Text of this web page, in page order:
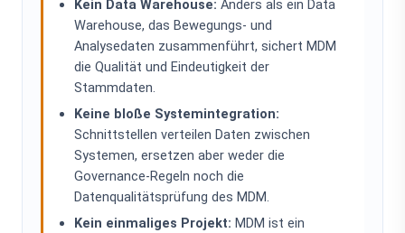
Kein Data Warehouse: Anders als ein Data
Warehouse, das Bewegungs- und
Analysedaten zusammenführt, sichert MDM
die Qualität und Eindeutigkeit der
Stammdaten.
Keine bloße Systemintegration:
Schnittstellen verteilen Daten zwischen
Systemen, ersetzen aber weder die
Governance-Regeln noch die
Datenqualitätsprüfung des MDM.
Kein einmaliges Projekt: MDM ist ein